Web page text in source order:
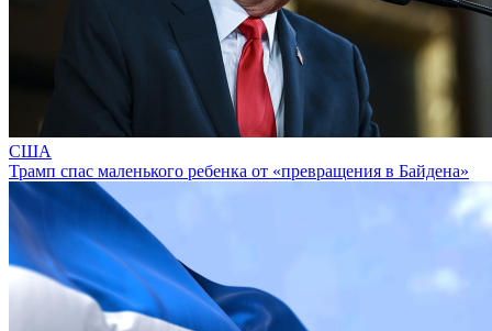
США
Трамп спас маленького ребенка от «превращения в Байдена»